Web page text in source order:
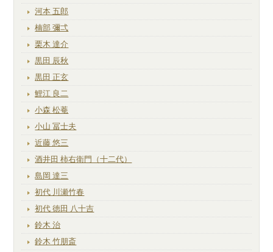
河本 五郎
楠部 彌弌
栗木 達介
黒田 辰秋
黒田 正玄
鯉江 良二
小森 松菴
小山 冨士夫
近藤 悠三
酒井田 柿右衛門（十二代）
島岡 達三
初代 川瀬竹春
初代 徳田 八十吉
鈴木 治
鈴木 竹朋斎